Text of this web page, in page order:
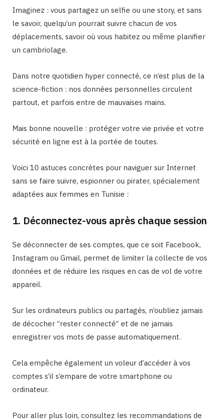
Imaginez : vous partagez un selfie ou une story, et sans
le savoir, quelqu’un pourrait suivre chacun de vos
déplacements, savoir où vous habitez ou même planifier
un cambriolage.
Dans notre quotidien hyper connecté, ce n’est plus de la
science-fiction : nos données personnelles circulent
partout, et parfois entre de mauvaises mains.
Mais bonne nouvelle : protéger votre vie privée et votre
sécurité en ligne est à la portée de toutes.
Voici 10 astuces concrètes pour naviguer sur Internet
sans se faire suivre, espionner ou pirater, spécialement
adaptées aux femmes en Tunisie :
1. Déconnectez-vous après chaque session
Se déconnecter de ses comptes, que ce soit Facebook,
Instagram ou Gmail, permet de limiter la collecte de vos
données et de réduire les risques en cas de vol de votre
appareil.
Sur les ordinateurs publics ou partagés, n’oubliez jamais
de décocher “rester connecté” et de ne jamais
enregistrer vos mots de passe automatiquement.
Cela empêche également un voleur d’accéder à vos
comptes s’il s’empare de votre smartphone ou
ordinateur.
Pour aller plus loin, consultez les recommandations de